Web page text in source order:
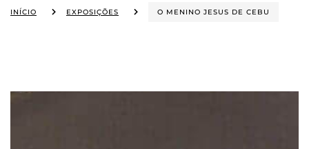
INÍCIO EXPOSIÇÕES O MENINO JESUS DE CEBU